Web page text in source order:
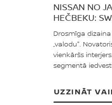
NISSAN NO
HEČBEKU:
RADIKĀLAIS
Drosmīga
„valodu".
vienkāršs
segmentā
UZZINĀT